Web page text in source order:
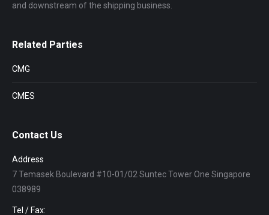
and downstream of the shipping business.
Related Parties
CMG
CMES
Contact Us
Address
7 Temasek Boulevard #10-01/02 Suntec Tower One Singapore
038989
Tel / Fax: